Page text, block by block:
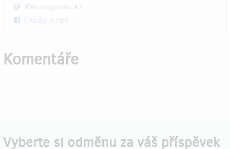
Web magazínu A2
Ukázky stripů
Komentáře
Vyberte si odměnu za váš příspěvek